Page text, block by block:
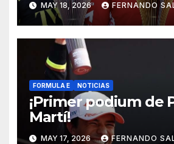
MAY 18, 2026 FERNANDO
FORMULA E NOTICIAS
¡Primer podium de
Martí!
MAY 17, 2026 FERNANDO